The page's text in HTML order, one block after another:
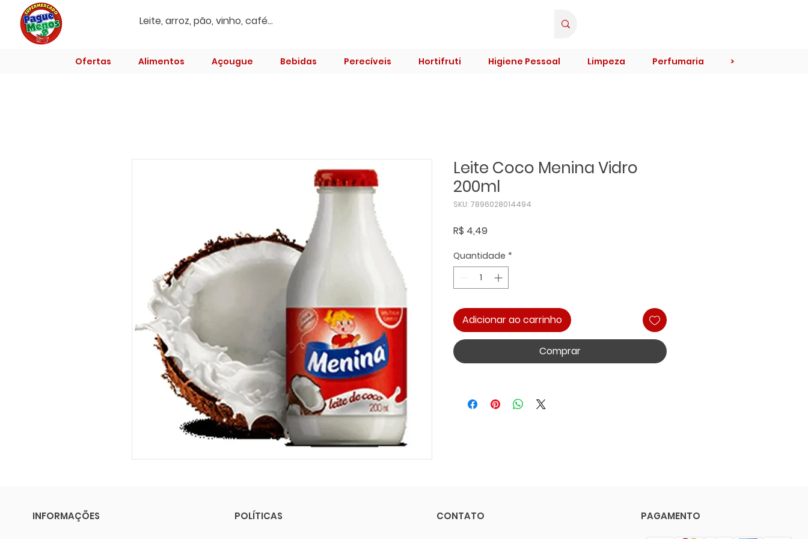
Ofertas Alimentos Açougue Bebidas Perecíveis Hortifruti Higiene Pessoal Limpeza Perfumaria >
Leite Coco Menina Vidro
200ml
SKU: 7896028014494
R$ 4,49Preço
Quantidade *
Adicionar ao carrinho
Comprar
INFORMAÇÕES POLÍTICAS CONTATO PAGAMENTO